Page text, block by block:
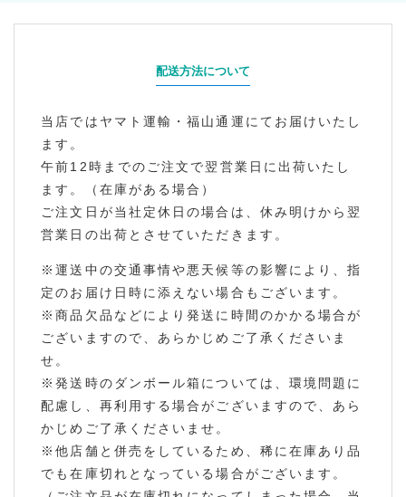
配送方法について
当店ではヤマト運輸・福山通運にてお届けいたし
ます。
午前12時までのご注文で翌営業日に出荷いたし
ます。（在庫がある場合）
ご注文日が当社定休日の場合は、休み明けから翌
営業日の出荷とさせていただきます。
※運送中の交通事情や悪天候等の影響により、指
定のお届け日時に添えない場合もございます。
※商品欠品などにより発送に時間のかかる場合が
ございますので、あらかじめご了承くださいま
せ。
※発送時のダンボール箱については、環境問題に
配慮し、再利用する場合がございますので、あら
かじめご了承くださいませ。
※他店舗と併売をしているため、稀に在庫あり品
でも在庫切れとなっている場合がございます。